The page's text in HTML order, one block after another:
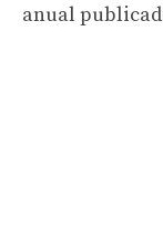
anual